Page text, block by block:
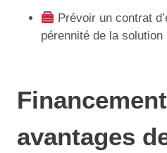
Prévoir un contrat
pérennité de la solution
avantages